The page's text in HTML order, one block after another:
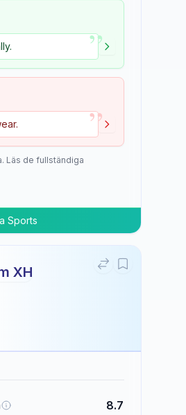
”
”
Läs de fullständiga
Sports
XH
8.7